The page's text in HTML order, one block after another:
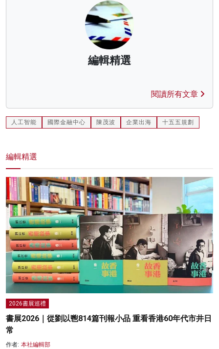
編輯精選
閱讀所有文章
人工智能 國際金融中心 陳茂波 企業出海 十五五規劃
編輯精選
2026書展巡禮
書展2026｜從劉以鬯814篇刊報小品 重看香港60年代市井日
常
作者: 本社編輯部